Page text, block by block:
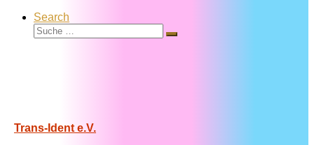
Search
Suche
Suche
Trans-Ident e.V.